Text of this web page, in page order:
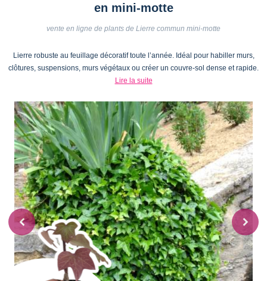
en mini-motte
vente en ligne de plants de Lierre commun mini-motte
Lierre robuste au feuillage décoratif toute l’année. Idéal pour habiller murs,
clôtures, suspensions, murs végétaux ou créer un couvre-sol dense et rapide.
Lire la suite